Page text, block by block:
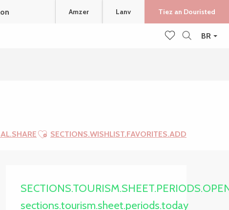
BR
Amzer Lanv Tiez an Douristed
Ajouter aux favoris
SECTIONS.WISHLIST.FAVORITES.ADD
sections.tourism.sheet.periods.today